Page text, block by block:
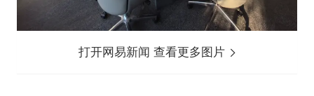
打开网易新闻 查看更多图片